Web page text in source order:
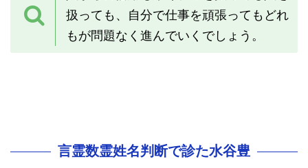
扱っても、自分で仕事を頑張ってもどれ
もが問題なく進んでいくでしょう。
言霊数霊姓名判断で診た水谷豊